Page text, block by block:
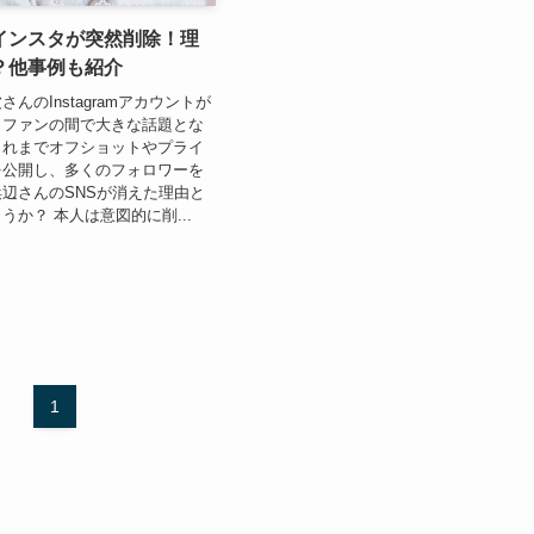
ンスタが突然削除！理
他事例も紹介
んのInstagramアカウントが
ァンの間で大きな話題とな
までオフショットやプライ
開し、多くのフォロワーを
さんのSNSが消えた理由と
か？ 本人は意図的に削...
1